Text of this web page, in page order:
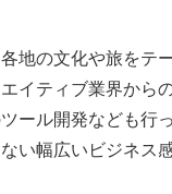
地の文化や旅をテ
イティブ業界から
ール開発なども行
い幅広いビジネス